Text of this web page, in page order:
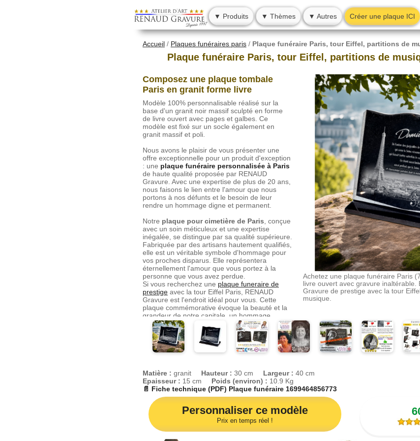
▼ Produits ▼ Thèmes ▼ Autres Créer une plaque ICI
Accueil / Plaques funéraires paris / Plaque funéraire Paris, tour Eiffel, partitions de
Plaque funéraire Paris, tour Eiffel, partitions de
Composez une plaque tombale
Paris en granit forme livre
Modèle 100% personnalisable réalisé sur la
base d'un granit noir massif sculpté en forme
de livre ouvert avec pages et galbes. Ce
modèle est fixé sur un socle également en
granit massif et poli.
Nous avons le plaisir de vous présenter une
offre exceptionnelle pour un produit d'exception
: une plaque funéraire personnalisée à Paris
de haute qualité proposée par RENAUD
Gravure. Avec une expertise de plus de 20 ans,
nous faisons le lien entre l'amour que nous
portons à nos défunts et le besoin de leur
rendre un hommage digne et permanent.
Notre plaque pour cimetière de Paris , conçue
avec un soin méticuleux et une expertise
inégalée, se distingue par sa qualité supérieure.
Fabriquée par des artisans hautement qualifiés,
elle est un véritable symbole d'hommage pour
vos proches disparus. Elle représentera
éternellement l'amour que vous portez à la
personne que vous avez perdue.
Si vous recherchez une plaque funeraire de
prestige avec la tour Eiffel Paris, RENAUD
Gravure est l'endroit idéal pour vous. Cette
plaque commémorative évoque la beauté et la
grandeur de notre capitale, un hommage
d'autant plus personnel et unique pour un
parisien d'origine ou de cœur. Ce monument
emblématique, gravé minutieusement sur la
plaque, témoignera à jamais de l'hommage
rendu.
Chez RENAUD Gravure, nous savons que
chaque individu est unique et mérite une
reconnaissance personnelle. C'est pourquoi
nous vous proposons notre
plaque funéraire en
granit
Paris et en région parisienne (75). Nous offrons
une gamme variée de matériaux, de designs et
de gravures qui vous permettront de créer un
mémorial aussi unique que votre bien-aimé.
Achetez une plaque funéraire Paris
livre ouvert avec gravure inaltérable.
Gravure de prestige avec la tour
musique.
Matière : granit Hauteur : 30 cm Largeur : 40 cm
Epaisseur : 15 cm Poids (environ) : 10.9 Kg
📄 Fiche technique (PDF) Plaque funéraire 1699464856773
Personnaliser ce modèle
Prix en temps réel !